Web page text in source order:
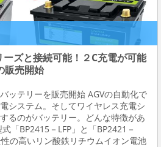
ーズと接続可能！２C充電が可能
販売開始
ッテリーを販売開始 AGVの自動化で
システム。そしてワイヤレス充電シ
るのがバッテリー。どんな特徴があ
「BP2415－LFP」と「BP2421－
の高いリン酸鉄リチウムイオン電池